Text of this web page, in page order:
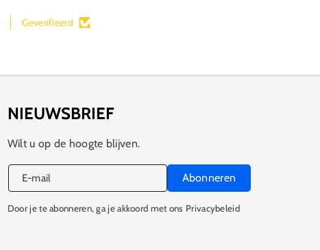
Geverifieerd
NIEUWSBRIEF
Wilt u op de hoogte blijven.
E‑mail Abonneren
Door je te abonneren, ga je akkoord met ons Privacybeleid